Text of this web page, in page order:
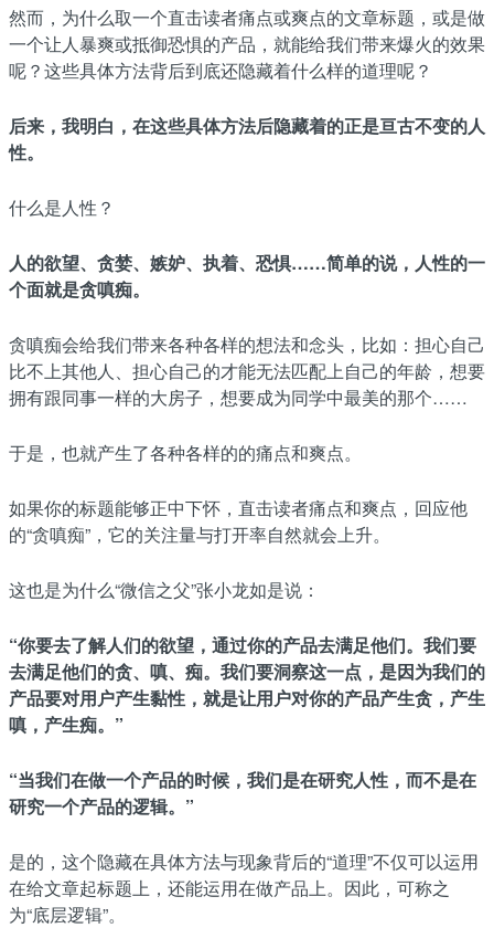
然而，为什么取一个直击读者痛点或爽点的文章标题，或是做
一个让人暴爽或抵御恐惧的产品，就能给我们带来爆火的效果
呢？这些具体方法背后到底还隐藏着什么样的道理呢？
后来，我明白，在这些具体方法后隐藏着的正是亘古不变的人
性。
什么是人性？
人的欲望、贪婪、嫉妒、执着、恐惧……简单的说，人性的一
个面就是贪嗔痴。
贪嗔痴会给我们带来各种各样的想法和念头，比如：担心自己
比不上其他人、担心自己的才能无法匹配上自己的年龄，想要
拥有跟同事一样的大房子，想要成为同学中最美的那个……
于是，也就产生了各种各样的的痛点和爽点。
如果你的标题能够正中下怀，直击读者痛点和爽点，回应他
的“贪嗔痴”，它的关注量与打开率自然就会上升。
这也是为什么“微信之父”张小龙如是说：
“你要去了解人们的欲望，通过你的产品去满足他们。我们要
去满足他们的贪、嗔、痴。我们要洞察这一点，是因为我们的
产品要对用户产生黏性，就是让用户对你的产品产生贪，产生
嗔，产生痴。”
“当我们在做一个产品的时候，我们是在研究人性，而不是在
研究一个产品的逻辑。”
是的，这个隐藏在具体方法与现象背后的“道理”不仅可以运用
在给文章起标题上，还能运用在做产品上。因此，可称之
为“底层逻辑”。